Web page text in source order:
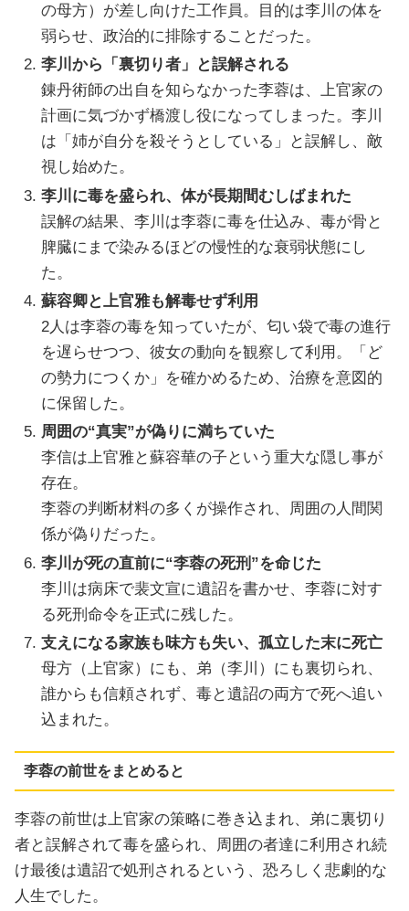
の母方）が差し向けた工作員。目的は李川の体を
弱らせ、政治的に排除することだった。
李川から「裏切り者」と誤解される
錬丹術師の出自を知らなかった李蓉は、上官家の
計画に気づかず橋渡し役になってしまった。李川
は「姉が自分を殺そうとしている」と誤解し、敵
視し始めた。
李川に毒を盛られ、体が長期間むしばまれた
誤解の結果、李川は李蓉に毒を仕込み、毒が骨と
脾臓にまで染みるほどの慢性的な衰弱状態にし
た。
蘇容卿と上官雅も解毒せず利用
2人は李蓉の毒を知っていたが、匂い袋で毒の進行
を遅らせつつ、彼女の動向を観察して利用。「ど
の勢力につくか」を確かめるため、治療を意図的
に保留した。
周囲の“真実”が偽りに満ちていた
李信は上官雅と蘇容華の子という重大な隠し事が
存在。
李蓉の判断材料の多くが操作され、周囲の人間関
係が偽りだった。
李川が死の直前に“李蓉の死刑”を命じた
李川は病床で裴文宣に遺詔を書かせ、李蓉に対す
る死刑命令を正式に残した。
支えになる家族も味方も失い、孤立した末に死亡
母方（上官家）にも、弟（李川）にも裏切られ、
誰からも信頼されず、毒と遺詔の両方で死へ追い
込まれた。
李蓉の前世をまとめると
李蓉の前世は上官家の策略に巻き込まれ、弟に裏切り
者と誤解されて毒を盛られ、周囲の者達に利用され続
け最後は遺詔で処刑されるという、恐ろしく悲劇的な
人生でした。